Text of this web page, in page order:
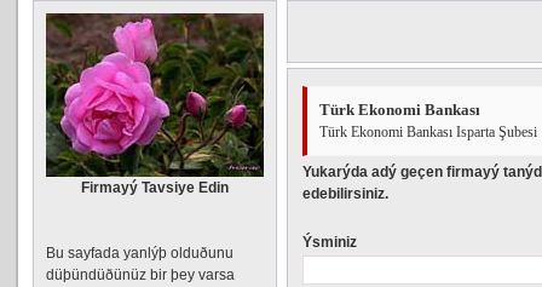
Firmayý Tavsiye Edin
Bu sayfada yanlýþ olduðunu
düþündüðünüz bir þey varsa
Türk Ekonomi Bankası
Türk Ekonomi Bankası Isparta Şubesi
Yukarýda adý geçen firmayý
edebilirsiniz.
Ýsminiz